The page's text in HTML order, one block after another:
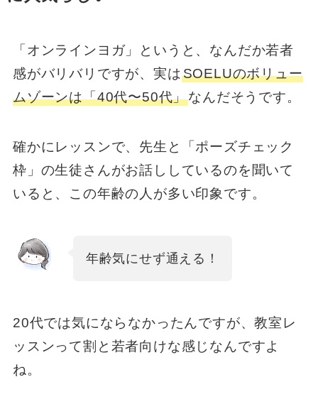
「オンラインヨガ」というと、なんだか若者
感がバリバリですが、実はSOELUのボリュー
ムゾーンは「40代〜50代」なんだそうです。
確かにレッスンで、先生と「ポーズチェック
枠」の生徒さんがお話ししているのを聞いて
いると、この年齢の人が多い印象です。
年齢気にせず通える！
20代では気にならなかったんですが、教室レ
ッスンって割と若者向けな感じなんですよ
ね。